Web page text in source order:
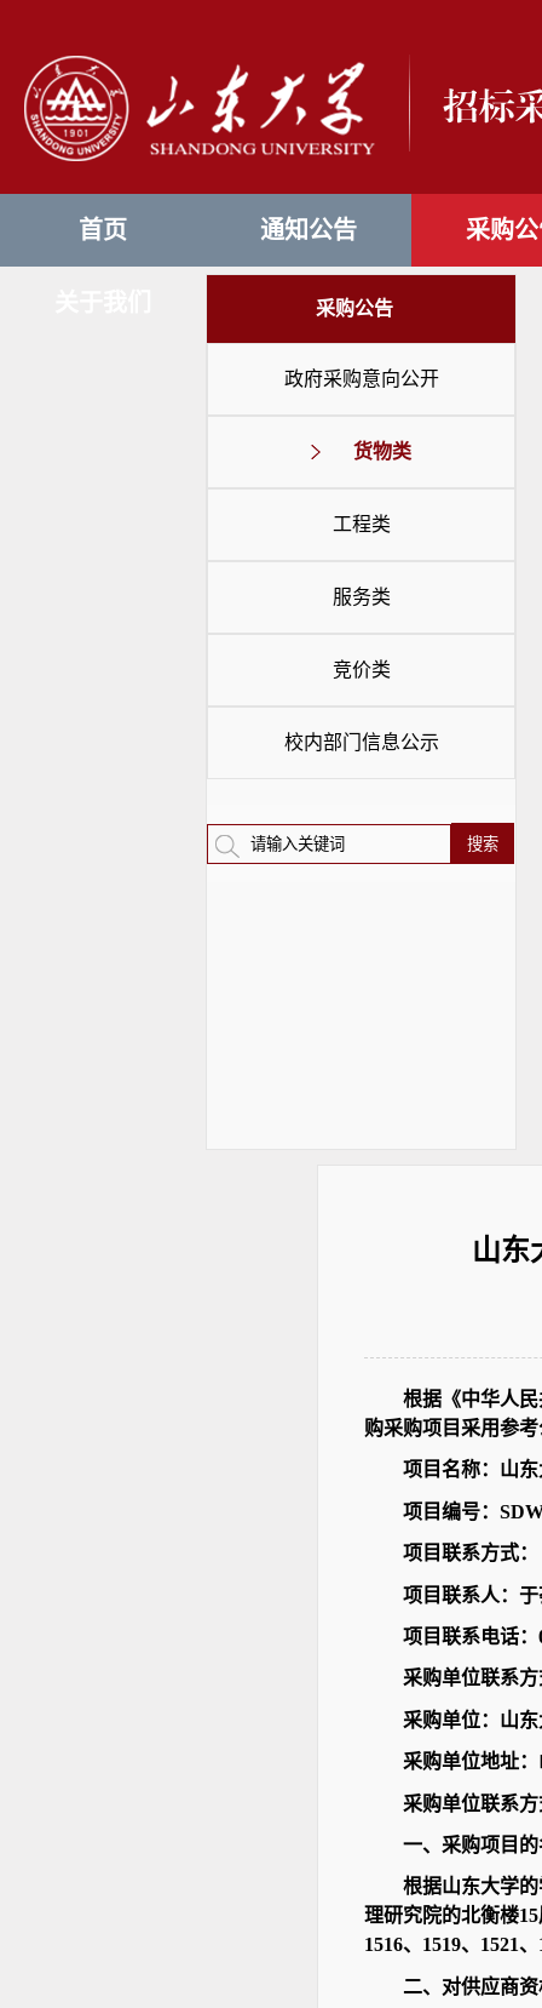
首页 通知公告 采购
采购公告
政府采购意向公开
货物类
工程类
服务类
竞价类
校内部门信息公示
山东
根据《中华人
购采购项目采用参
项目名称：山
项目编号：
项目联系方式：
项目联系人：
项目联系电话：
采购单位联系
采购单位：山
采购单位地址
采购单位联系
一、采购项目
根据山东大学
理研究院的北衡楼
1516、1519、1521
二、对供应商